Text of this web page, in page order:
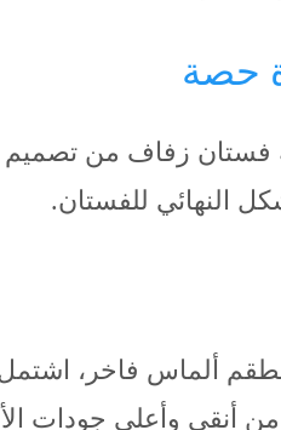
حصة
فستان زفاف من تصميم
النهائي للفستان.
من أنقى وأعلى جودات